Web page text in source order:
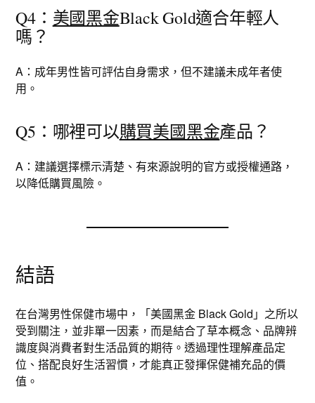
Q4： 美國黑金Black Gold適合年輕人
嗎？
A：成年男性皆可評估自身需求，但不建議未成年者使
用。
Q5：哪裡可以購買美國黑金產品？
A：建議選擇標示清楚、有來源說明的官方或授權通路，
以降低購買風險。
結語
在台灣男性保健市場中，「美國黑金 Black Gold」之所以
受到關注，並非單一因素，而是結合了草本概念、品牌辨
識度與消費者對生活品質的期待。透過理性理解產品定
位、搭配良好生活習慣，才能真正發揮保健補充品的價
值。